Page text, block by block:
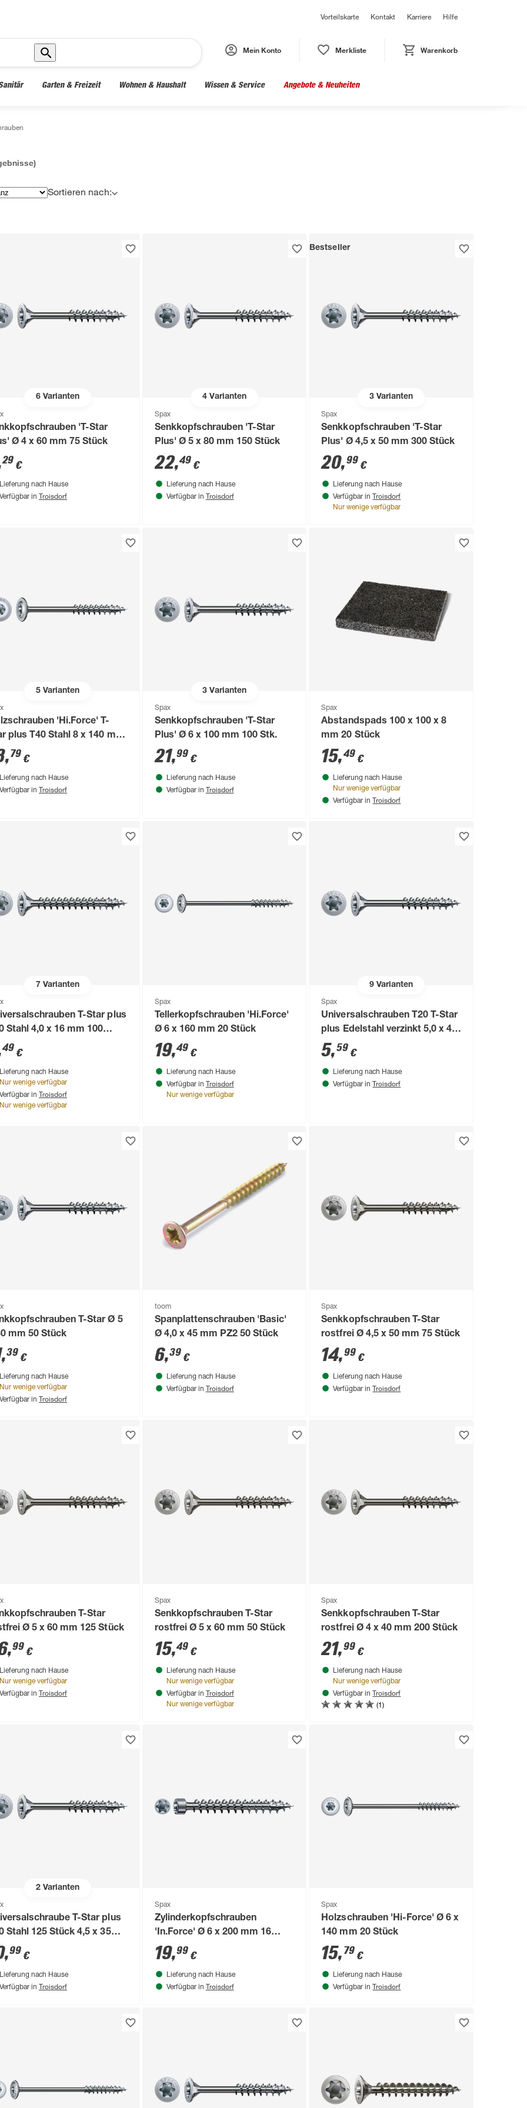
Vorteilskarte Kontakt Karriere Hilfe
Mein Konto Merkliste Warenkorb
Garten & Freizeit Wohnen & Haushalt Wissen & Service Angebote & Neuheiten
Sortieren nach:
6Varianten
'T-Star
Ø 4 x 60 mm 75 Stück
29 €
Lieferung nach Hause
Verfügbar in Troisdorf
4 Varianten
Spax
Senkkopfschrauben 'T-Star
Plus' Ø 5 x 80 mm 150 Stück
22,49€
Lieferung nach Hause
Verfügbar in Troisdorf
3 Varianten
Bestseller
Spax
Senkkopfschrauben 'T-Star
Plus' Ø 4,5 x 50 mm 300 Stück
20,99 €
Lieferung nach Hause
Verfügbar in Troisdorf
Nur wenige verfügbar
5Varianten
'Hi.Force' T-
plus T40 Stahl 8 x 140 mm
,79 €
Lieferung nach Hause
Verfügbar in Troisdorf
3 Varianten
Spax
Senkkopfschrauben 'T-Star
Plus' Ø 6 x 100 mm 100 Stk.
21,99€
Lieferung nach Hause
Verfügbar in Troisdorf
Spax
Abstandspads 100 x 100 x 8
mm 20 Stück
15,49 €
Lieferung nach Hause
Nur wenige verfügbar
Verfügbar in Troisdorf
7Varianten
T-Star plus
Stahl 4,0 x 16 mm 100
49 €
Lieferung nach Hause
Nur wenige verfügbar
Verfügbar in Troisdorf
Nur wenige verfügbar
Spax
Tellerkopfschrauben 'Hi.Force'
Ø 6 x 160 mm 20 Stück
19,49€
Lieferung nach Hause
Verfügbar in Troisdorf
Nur wenige verfügbar
9 Varianten
Spax
Universalschrauben T20 T-Star
plus Edelstahl verzinkt 5,0 x 40
mm 30 Stück
5,59 €
Lieferung nach Hause
Verfügbar in Troisdorf
T-Star Ø 5
mm 50 Stück
,39 €
Lieferung nach Hause
Nur wenige verfügbar
Verfügbar in Troisdorf
toom
Spanplattenschrauben 'Basic'
Ø 4,0 x 45 mm PZ2 50 Stück
6,39€
Lieferung nach Hause
Verfügbar in Troisdorf
Spax
Senkkopfschrauben T-Star
rostfrei Ø 4,5 x 50 mm 75 Stück
14,99 €
Lieferung nach Hause
Verfügbar in Troisdorf
T-Star
Ø 5 x 60 mm 125 Stück
,99 €
Lieferung nach Hause
Nur wenige verfügbar
Verfügbar in Troisdorf
Spax
Senkkopfschrauben T-Star
rostfrei Ø 5 x 60 mm 50 Stück
15,49€
Lieferung nach Hause
Nur wenige verfügbar
Verfügbar in Troisdorf
Nur wenige verfügbar
Spax
Senkkopfschrauben T-Star
rostfrei Ø 4 x 40 mm 200 Stück
21,99 €
Lieferung nach Hause
Nur wenige verfügbar
Verfügbar in Troisdorf
(1)
2Varianten
T-Star plus
Stahl 125 Stück 4,5 x 35
,99 €
Lieferung nach Hause
Verfügbar in Troisdorf
Spax
Zylinderkopfschrauben
'In.Force' Ø 6 x 200 mm 16
Stück
19,99€
Lieferung nach Hause
Verfügbar in Troisdorf
Spax
Holzschrauben 'Hi-Force' Ø 6 x
140 mm 20 Stück
15,79 €
Lieferung nach Hause
Verfügbar in Troisdorf